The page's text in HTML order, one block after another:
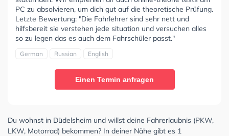
PC zu absolvieren, um dich gut auf die theoretische Prüfung.
Letzte Bewertung: "Die Fahrlehrer sind sehr nett und
hilfsbereit sie verstehen jede situation und versuchen alles
so zu legen das es auch dem Fahrschüler passt."
German Russian English
Einen Termin anfragen
Du wohnst in Düdelsheim und willst deine Fahrerlaubnis (PKW,
LKW, Motorrad) bekommen? In deiner Nähe gibt es 1